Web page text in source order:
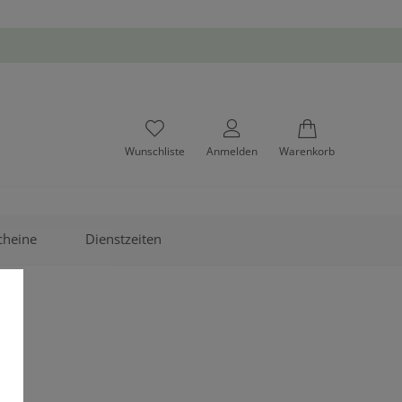
Wunschliste Anmelden Warenkorb
Dienstzeiten